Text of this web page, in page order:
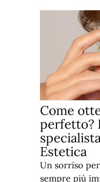
Come
perfetto?
Estetica
Un sorriso
sempre più